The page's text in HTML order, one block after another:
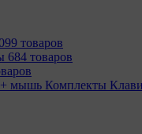
товаров
684 товаров
Комплекты